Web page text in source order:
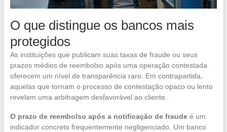
O que distingue os bancos mais
protegidos
As instituições que publicam suas taxas de fraude ou seus
prazos médios de reembolso após uma operação contestada
oferecem um nível de transparência raro. Em contrapartida,
aquelas que tornam o processo de contestação opaco ou lento
revelam uma arbitragem desfavorável ao cliente.
O prazo de reembolso após a notificação de fraudeé um
indicador concreto frequentemente negligenciado. Um banco